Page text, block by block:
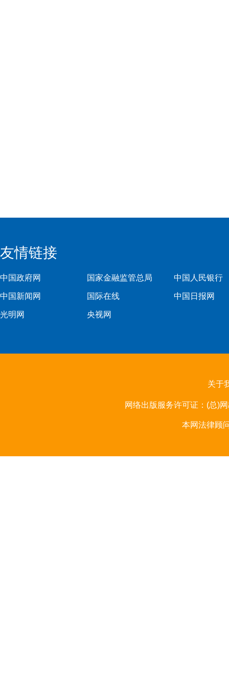
友情链接
中国政府网 国家金融监管总局 中国人民银行
中国新闻网 国际在线 中国日报网
光明网 央视网
关于
网络出版服务许可证：(总)
本网法律顾